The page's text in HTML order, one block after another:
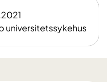
universitetssykehus